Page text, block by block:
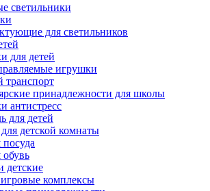
светильники
для светильников
для детей
игрушки
транспорт
принадлежности для школы
антистресс
для детей
детской комнаты
посуда
обувь
детские
комплексы